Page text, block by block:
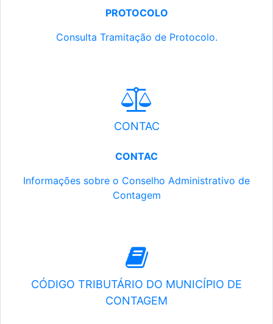
PROTOCOLO
Consulta Tramitação de Protocolo.
CONTAC
CONTAC
Informações sobre o Conselho Administrativo de
Contagem
CÓDIGO TRIBUTÁRIO DO MUNICÍPIO DE
CONTAGEM